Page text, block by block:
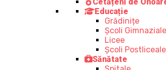
Educație
Grădinițe
Școli Gimnaziale
Licee
Școli Postliceale
Sănătate